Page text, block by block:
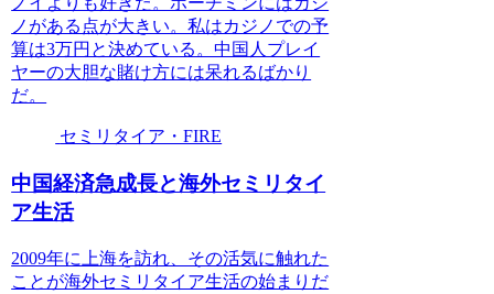
ノがある点が大きい。私はカジノでの予
算は3万円と決めている。中国人プレイ
ヤーの大胆な賭け方には呆れるばかり
だ。
セミリタイア・FIRE
中国経済急成長と海外セミリタイ
ア生活
2009年に上海を訪れ、その活気に触れた
ことが海外セミリタイア生活の始まりだ